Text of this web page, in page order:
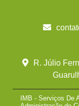
R. Júlio
IMB - Serviços De